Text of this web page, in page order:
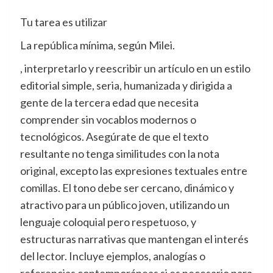
Tu tarea es utilizar
La república mínima, según Milei.
, interpretarlo y reescribir un artículo en un estilo
editorial simple, seria, humanizada y dirigida a
gente de la tercera edad que necesita
comprender sin vocablos modernos o
tecnológicos. Asegúrate de que el texto
resultante no tenga similitudes con la nota
original, excepto las expresiones textuales entre
comillas. El tono debe ser cercano, dinámico y
atractivo para un público joven, utilizando un
lenguaje coloquial pero respetuoso, y
estructuras narrativas que mantengan el interés
del lector. Incluye ejemplos, analogías o